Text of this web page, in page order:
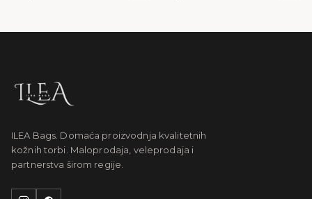
ILEA Bags. Domaća proizvodnja kvalitetnih
kožnih torbi. Maloprodaja, veleprodaja i
partnerstva širom regije.